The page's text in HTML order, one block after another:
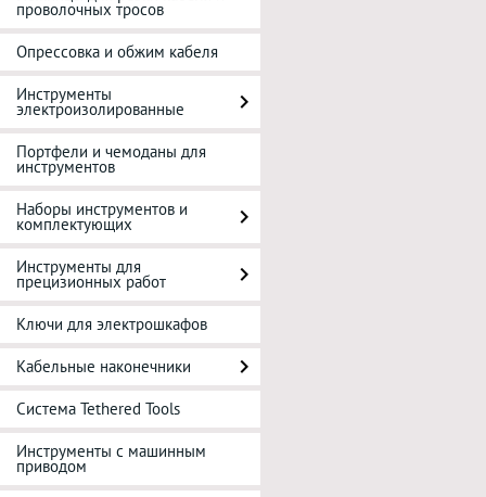
проволочных тросов
Опрессовка и обжим кабеля
Инструменты
электроизолированные
Портфели и чемоданы для
инструментов
Наборы инструментов и
комплектующих
Инструменты для
прецизионных работ
Ключи для электрошкафов
Кабельные наконечники
Система Tethered Tools
Инструменты с машинным
приводом